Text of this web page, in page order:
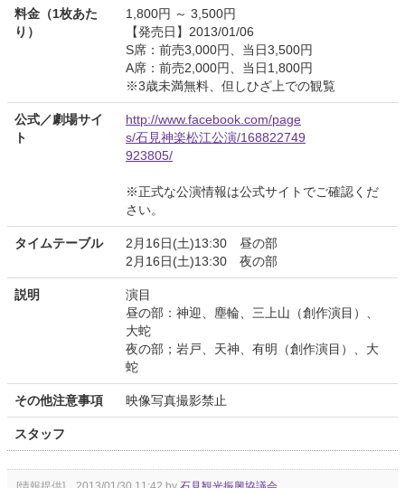
料金（1枚あた
り）
1,800円 ～ 3,500円
【発売日】2013/01/06
S席：前売3,000円、当日3,500円
A席：前売2,000円、当日1,800円
※3歳未満無料、但しひざ上での観覧
公式／劇場サイ
ト
http://www.facebook.com/page
s/石見神楽松江公演/168822749
923805/
※正式な公演情報は公式サイトでご確認くだ
さい。
タイムテーブル
2月16日(土)13:30 昼の部
2月16日(土)13:30 夜の部
説明
演目
昼の部：神迎、塵輪、三上山（創作演目）、
大蛇
夜の部；岩戸、天神、有明（創作演目）、大
蛇
その他注意事項 映像写真撮影禁止
スタッフ